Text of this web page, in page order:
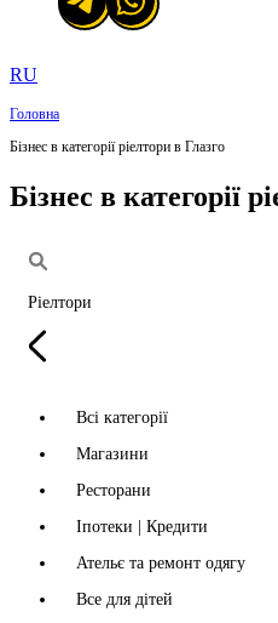
RU
Головна
Бізнес в категорії ріелтори в Глазго
Бізнес в категорії
Ріелтори
Всі категорії
Магазини
Ресторани
Іпотеки | Кредити
Ательє та ремонт одягу
Все для дітей